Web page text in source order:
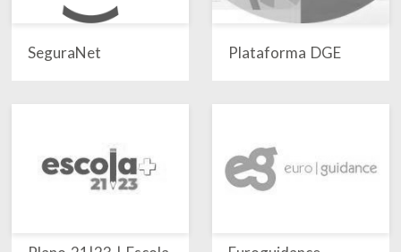
SeguraNet Plataforma DGE